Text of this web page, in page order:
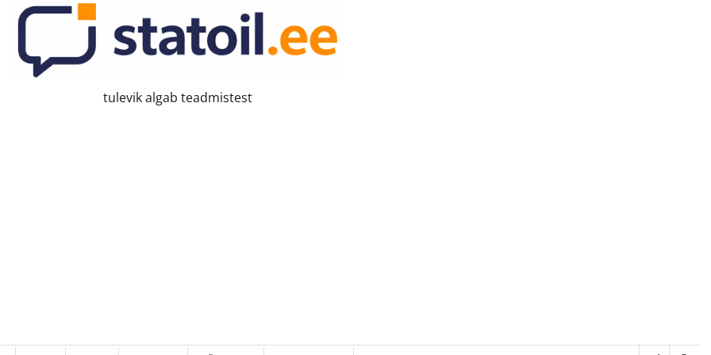
tulevik algab teadmistest